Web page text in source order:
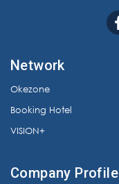
Network
Okezone
Booking Hotel
VISION+
Company Profile